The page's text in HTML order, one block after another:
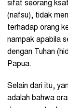
sifat seorang
(nafsu), tidak
terhadap orang
nampak apabila
dengan Tuhan
Papua.
Selain dari itu,
adalah bahwa